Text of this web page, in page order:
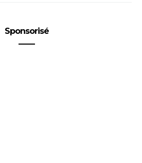
Sponsorisé